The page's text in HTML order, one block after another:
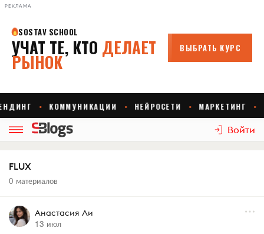
РЕКЛАМА
Войти
FLUX
0 материалов
Анастасия Ли
13 июл